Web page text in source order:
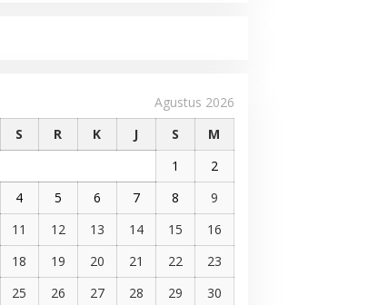
Agustus 2026
S R K J S
M
1
2
4 5 6 7 8
9
11 12 13 14 15
16
18 19 20 21 22
23
25 26 27 28 29
30